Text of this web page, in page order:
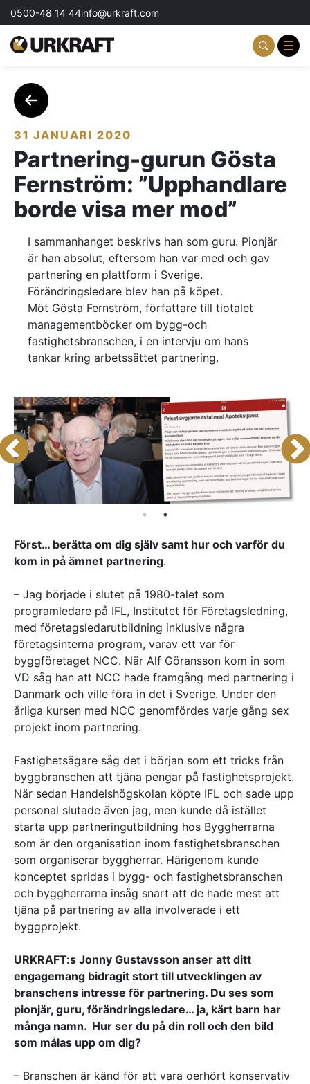
0500-48 14 44info@urkraft.com
Partnering & Samverkan
Event & Aktiviteter
Profil & Kommunikation
Kontakta oss
Om oss
Referenser
vi framtidens Norrköping
— Erfarenhetsåterföring skapar mervärde i
strategisk partnering
— Vem leder processerna när projekten blir
allt mer komplexa?
— Partnering i praktiken – Växjös nya simhall
går in i produktion
KONTAKT
Drottninggatan 6
info@urkraft.com
31 JANUARI 2020
Partnering-gurun Gösta
Fernström: ”Upphandlare
borde visa mer mod”
I sammanhanget beskrivs han som guru. Pionjär
är han absolut, eftersom han var med och gav
partnering en plattform i Sverige.
Förändringsledare blev han på köpet.
Möt Gösta Fernström, författare till tiotalet
managementböcker om bygg-och
fastighetsbranschen, i en intervju om hans
tankar kring arbetssättet partnering.
Först… berätta om dig själv samt hur och varför du
kom in på ämnet partnering.
– Jag började i slutet på 1980-talet som
programledare på IFL, Institutet för Företagsledning,
med företagsledarutbildning inklusive några
företagsinterna program, varav ett var för
byggföretaget NCC. När Alf Göransson kom in som
VD såg han att NCC hade framgång med partnering i
Danmark och ville föra in det i Sverige. Under den
årliga kursen med NCC genomfördes varje gång sex
projekt inom partnering.
Fastighetsägare såg det i början som ett tricks från
byggbranschen att tjäna pengar på fastighetsprojekt.
När sedan Handelshögskolan köpte IFL och sade upp
personal slutade även jag, men kunde då istället
starta upp partneringutbildning hos Byggherrarna
som är den organisation inom fastighetsbranschen
som organiserar byggherrar. Härigenom kunde
konceptet spridas i bygg- och fastighetsbranschen
och byggherrarna insåg snart att de hade mest att
tjäna på partnering av alla involverade i ett
byggprojekt.
URKRAFT:s Jonny Gustavsson anser att ditt
engagemang bidragit stort till utvecklingen av
branschens intresse för partnering. Du ses som
pionjär, guru, förändringsledare… ja, kärt barn har
många namn. Hur ser du på din roll och den bild
som målas upp om dig?
– Branschen är känd för att vara oerhört konservativ